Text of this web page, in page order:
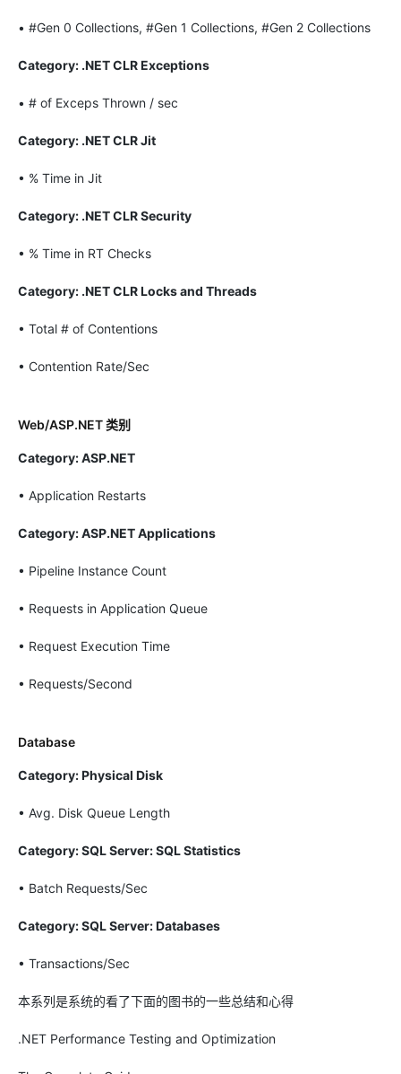
• #Gen 0 Collections, #Gen 1 Collections, #Gen 2 Collections
Category: .NET CLR Exceptions
• # of Exceps Thrown / sec
Category: .NET CLR Jit
• % Time in Jit
Category: .NET CLR Security
• % Time in RT Checks
Category: .NET CLR Locks and Threads
• Total # of Contentions
• Contention Rate/Sec
Web/ASP.NET 类别
Category: ASP.NET
• Application Restarts
Category: ASP.NET Applications
• Pipeline Instance Count
• Requests in Application Queue
• Request Execution Time
• Requests/Second
Database
Category: Physical Disk
• Avg. Disk Queue Length
Category: SQL Server: SQL Statistics
• Batch Requests/Sec
Category: SQL Server: Databases
• Transactions/Sec
本系列是系统的看了下面的图书的一些总结和心得
.NET Performance Testing and Optimization